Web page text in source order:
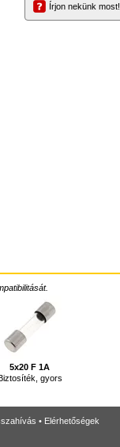
Írjon nekünk most!
5x20 F 1A
Biztosíték, gyors
• Elérhetőségek